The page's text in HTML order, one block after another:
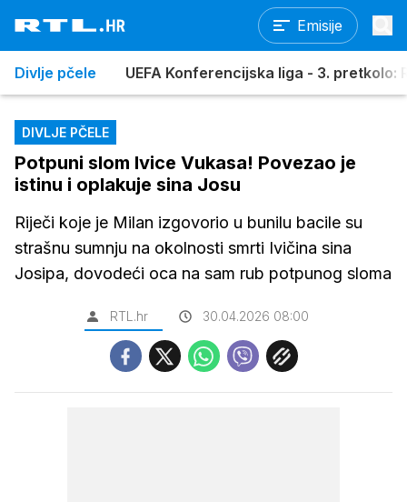
Emisije
Divlje pčele UEFA Konferencijska liga - 3. pretkolo:
DIVLJE PČELE
Potpuni slom Ivice Vukasa! Povezao je
istinu i oplakuje sina Josu
Riječi koje je Milan izgovorio u bunilu bacile su
strašnu sumnju na okolnosti smrti Ivičina sina
Josipa, dovodeći oca na sam rub potpunog sloma
RTL.hr 30.04.2026 08:00